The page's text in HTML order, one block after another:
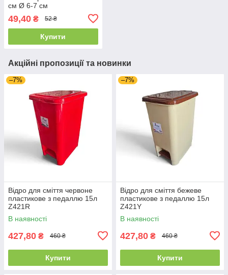
см Ø 6-7 см
49,40 ₴ 52 ₴
Купити
Акційні пропозиції та новинки
–7%
Відро для сміття червоне
пластикове з педаллю 15л
Z421R
В наявності
427,80 ₴ 460 ₴
Купити
–7%
Відро для сміття бежеве
пластикове з педаллю 15л
Z421Y
В наявності
427,80 ₴ 460 ₴
Купити